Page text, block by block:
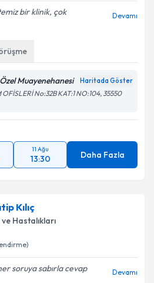
bir klinik, çok
Devamı
Muayenehanesi Haritada Göster
OFİSLERİ No:32B KAT:1 NO:104, 35550
11 Ağu
13:30 Daha Fazla
Kılıç
ve Hastalıkları
soruya sabırla cevap
Devamı